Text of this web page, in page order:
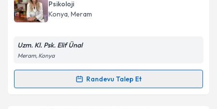
takvim hazırlandığında e-posta ile bilgilendireceğiz.
Kişisel verilerimin işlenmesine ilişkin
Metni'ni okudum ve kişisel verilerimin belirtilen
Psikoloji
Konya, Meram
Uzm. Kl. Psk. Elif Ünal
Meram, Konya
Randevu Talep Et
Randevu Takvimi Talebi